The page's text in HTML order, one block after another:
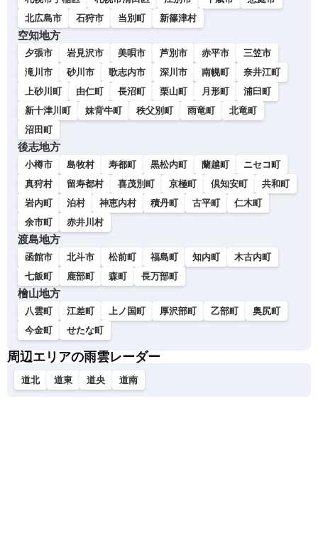
北広島市
石狩市 当別町 新篠津村
空知地方
夕張市 岩見沢市 美唄市 芦別市 赤平市
三笠市
滝川市
砂川市 歌志内市 深川市 南幌町
奈井江町
上砂川町
由仁町 長沼町 栗山町 月形町
浦臼町
新十津川町
妹背牛町 秩父別町 雨竜町
北竜町
沼田町
後志地方
小樽市 島牧村 寿都町 黒松内町 蘭越町
ニセコ町
真狩村
留寿都村 喜茂別町 京極町 倶知安町
共和町
岩内町
泊村 神恵内村 積丹町 古平町
仁木町
余市町
赤井川村
渡島地方
函館市 北斗市 松前町 福島町 知内町
木古内町
七飯町
鹿部町 森町 長万部町
檜山地方
八雲町 江差町 上ノ国町 厚沢部町 乙部町
奥尻町
今金町
せたな町
周辺エリアの雨雲レーダー
道北 道東 道央 道南